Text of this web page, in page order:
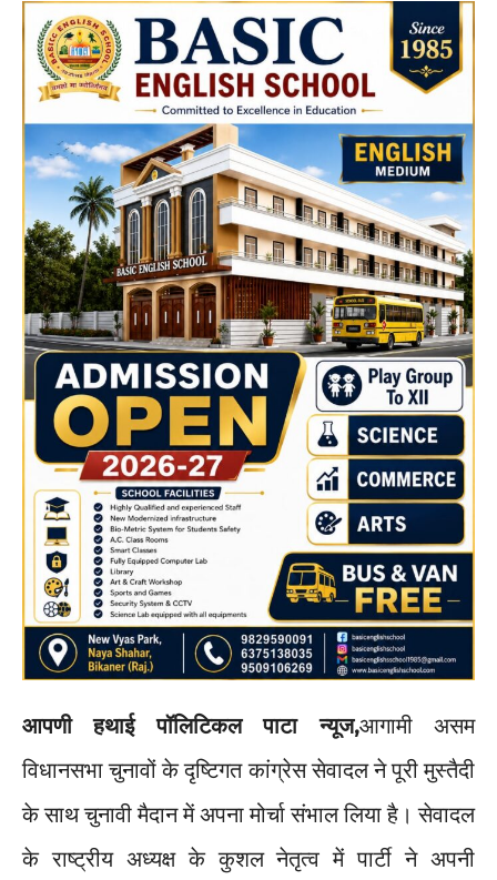
आपणी हथाई पॉलिटिकल पाटा न्यूज,आगामी असम
विधानसभा चुनावों के दृष्टिगत कांग्रेस सेवादल ने पूरी मुस्तैदी
के साथ चुनावी मैदान में अपना मोर्चा संभाल लिया है। सेवादल
के राष्ट्रीय अध्यक्ष के कुशल नेतृत्व में पार्टी ने अपनी